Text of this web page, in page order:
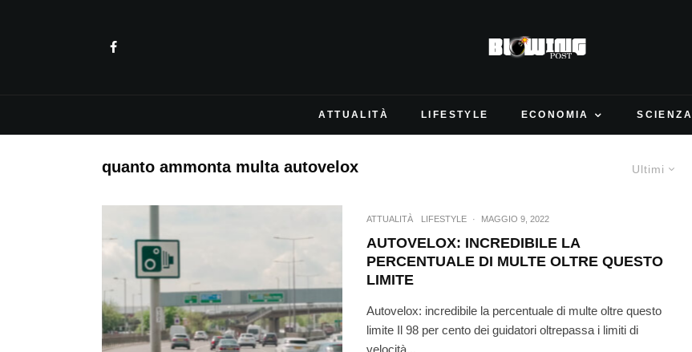
ATTUALITÀ LIFESTYLE ECONOMIA SCIENZA
Ultimi
quanto ammonta multa autovelox
ATTUALITÀ LIFESTYLE · MAGGIO 9, 2022
AUTOVELOX: INCREDIBILE LA
PERCENTUALE DI MULTE OLTRE QUESTO
LIMITE
Autovelox: incredibile la percentuale di multe oltre questo
limite Il 98 per cento dei guidatori oltrepassa i limiti di
velocità...